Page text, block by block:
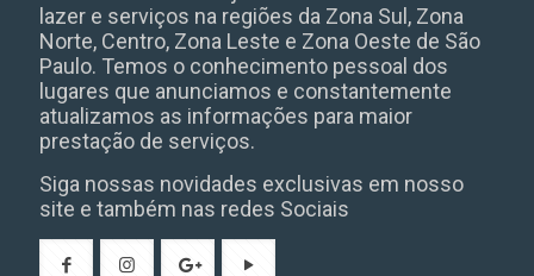
lazer e serviços na regiões da Zona Sul, Zona
Norte, Centro, Zona Leste e Zona Oeste de São
Paulo. Temos o conhecimento pessoal dos
lugares que anunciamos e constantemente
atualizamos as informações para maior
prestação de serviços.
Siga nossas novidades exclusivas em nosso
site e também nas redes Sociais